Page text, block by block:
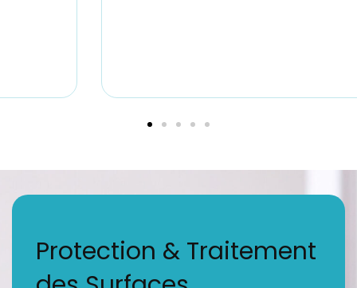
Protection & Traitement